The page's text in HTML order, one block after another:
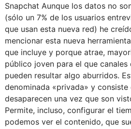
Snapchat Aunque los datos no
(sólo un 7% de los usuarios
que usan esta nueva red) he
mencionar esta nueva
que incluye y porque atrae,
público joven para el que
pueden resultar algo aburridos.
denominada «privada» y consiste
desaparecen una vez que son
Permite, incluso, configurar el
podemos ver el contenido, que